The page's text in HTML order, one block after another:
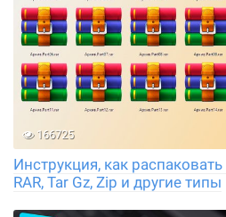
166725
Инструкция, как
RAR, Tar Gz, Zip и другие типы